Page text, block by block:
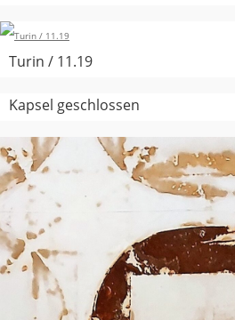
Turin / 11.19
Kapsel geschlossen